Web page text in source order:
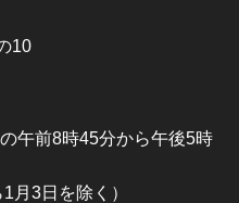
10
午前8時45分から午後5時
月3日を除く）